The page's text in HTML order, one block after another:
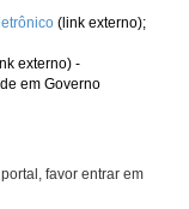
(link externo);
externo) -
em Governo
favor entrar em